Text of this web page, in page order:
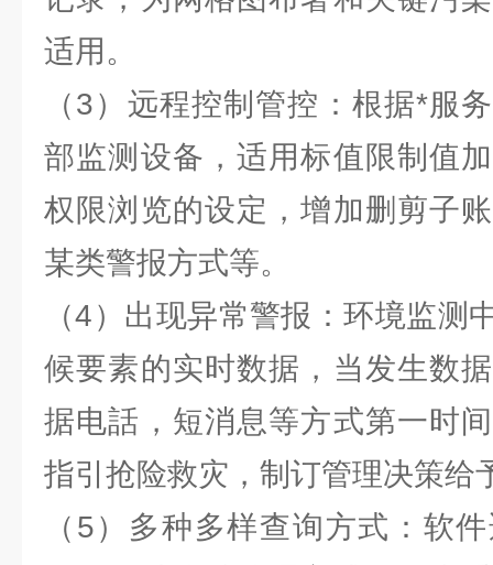
适用。
（3）远程控制管控：根据*服
部监测设备，适用标值限制值
权限浏览的设定，增加删剪子
某类警报方式等。
（4）出现异常警报：环境监测
候要素的实时数据，当发生数
据电話，短消息等方式第一时
指引抢险救灾，制订管理决策给
（5）多种多样查询方式：软